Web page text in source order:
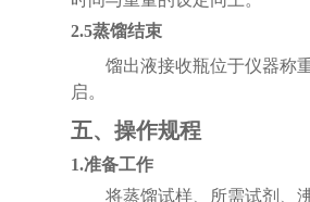
2.5蒸馏结束
馏出液接收瓶位于仪器称
启。
五、操作规程
1.准备工作
将蒸馏试样、所需试剂、